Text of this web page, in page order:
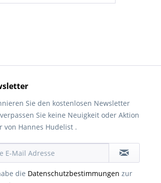
Sie den kostenlosen Newsletter
Sie keine Neuigkeit oder Aktion
von Hannes Hudelist .
die Datenschutzbestimmungen zur